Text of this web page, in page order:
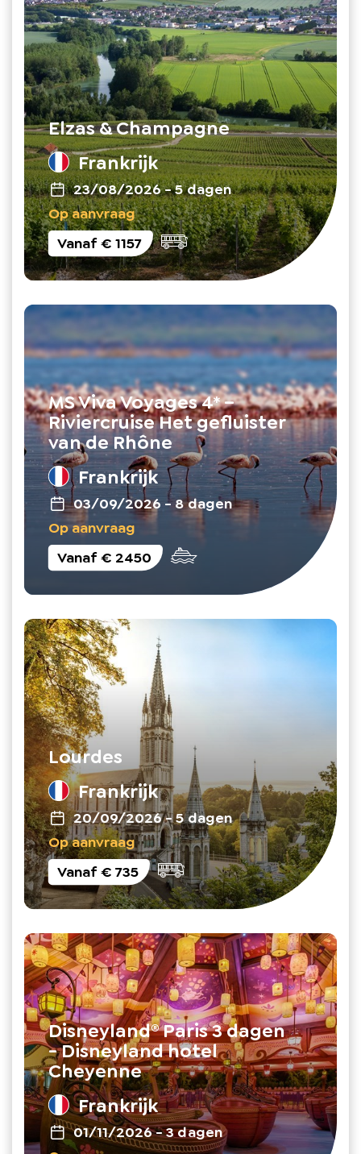
Elzas & Champagne
Frankrijk
23/08/2026-5 dagen
Op aanvraag
Vanaf€ 1157
MS Viva Voyages 4* –
Riviercruise Het gefluister
van de Rhône
Frankrijk
03/09/2026 -8 dagen
Op aanvraag
Vanaf€ 2450
Lourdes
Frankrijk
20/09/2026-5 dagen
Op aanvraag
Vanaf€ 735
Disneyland® Paris 3 dagen
- Disneyland hotel
Cheyenne
Frankrijk
01/11/2026-3 dagen